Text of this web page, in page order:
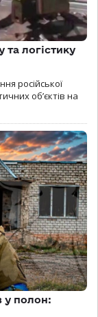
та логістику
російської
об’єктів на
у полон: